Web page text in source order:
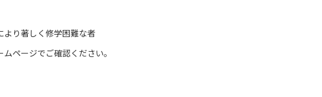
より著しく修学困難な者
ページでご確認ください。